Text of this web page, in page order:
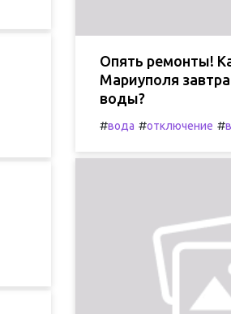
Опять ремонты!
Мариуполя
воды?
#вода #отключение #